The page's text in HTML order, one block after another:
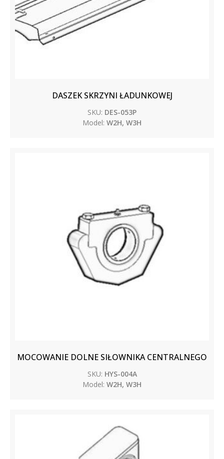
DASZEK SKRZYNI ŁADUNKOWEJ
SKU: DES-053P
Model: W2H, W3H
MOCOWANIE DOLNE SIŁOWNIKA CENTRALNEGO
SKU: HYS-004A
Model: W2H, W3H